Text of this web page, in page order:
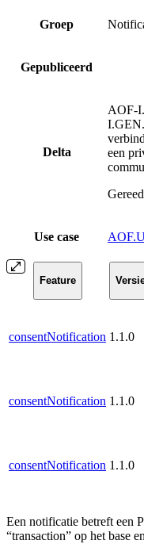
Groep
Gepubliceerd
Delta
AOF-
een
Use case
Feature
consentNotification 1.1.0
consentNotification 1.1.0
consentNotification 1.1.0
Een notificatie betreft een
“transaction” op het base